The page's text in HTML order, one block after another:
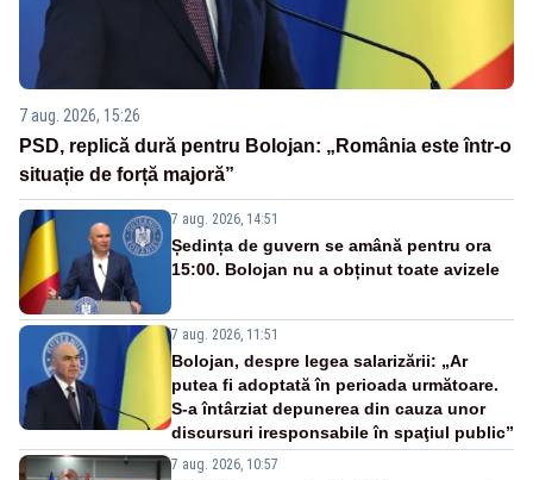
7 aug. 2026, 15:26
PSD, replică dură pentru Bolojan: „România este într-o
situație de forță majoră”
7 aug. 2026, 14:51
Ședința de guvern se amână pentru ora
15:00. Bolojan nu a obținut toate avizele
7 aug. 2026, 11:51
Bolojan, despre legea salarizării: „Ar
putea fi adoptată în perioada următoare.
S-a întârziat depunerea din cauza unor
discursuri iresponsabile în spaţiul public”
7 aug. 2026, 10:57